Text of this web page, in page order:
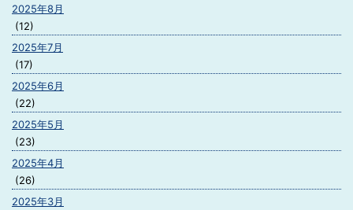
2025年8月
(12)
2025年7月
(17)
2025年6月
(22)
2025年5月
(23)
2025年4月
(26)
2025年3月